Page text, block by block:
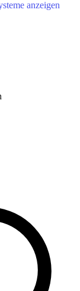
anzeigen